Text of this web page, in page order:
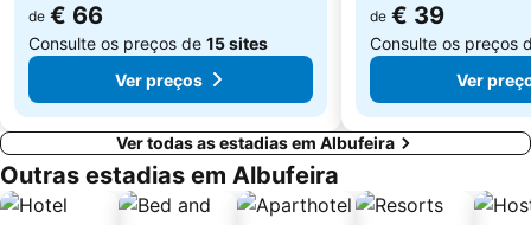
de € 66
Consulte os preços de 15 sites
Ver preços
de € 39
Consulte os preços
Ver
Ver todas as estadias em Albufeira
Outras estadias em Albufeira